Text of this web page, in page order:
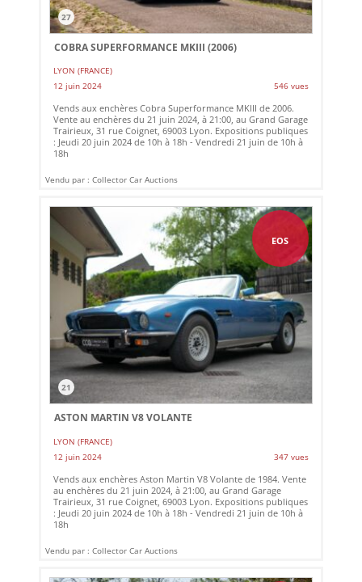
27
COBRA SUPERFORMANCE MKIII (2006)
LYON (FRANCE)
12 juin 2024
546 vues
Vends aux enchères Cobra Superformance MKIII de 2006.
Vente au enchères du 21 juin 2024, à 21:00, au Grand Garage
Trairieux, 31 rue Coignet, 69003 Lyon. Expositions publiques
: Jeudi 20 juin 2024 de 10h à 18h - Vendredi 21 juin de 10h à
18h
Vendu par : Collector Car Auctions
EOS
21
ASTON MARTIN V8 VOLANTE
LYON (FRANCE)
12 juin 2024
347 vues
Vends aux enchères Aston Martin V8 Volante de 1984. Vente
au enchères du 21 juin 2024, à 21:00, au Grand Garage
Trairieux, 31 rue Coignet, 69003 Lyon. Expositions publiques
: Jeudi 20 juin 2024 de 10h à 18h - Vendredi 21 juin de 10h à
18h
Vendu par : Collector Car Auctions